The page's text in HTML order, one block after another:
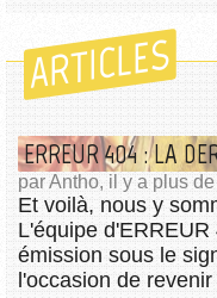
ARTICLES
ERREUR 404 : LA
par Antho, il y a plus
Et voilà, nous y
L'équipe
émission sous le
l'occasion de